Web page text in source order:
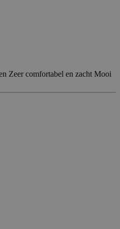
Zeer comfortabel en zacht Mooi